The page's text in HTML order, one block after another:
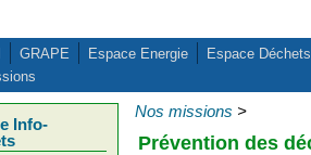
GRAPE Espace Energie
Espace Déchets
Info-
Nos missions >
Prévention des